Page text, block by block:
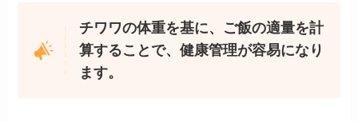
チワワの体重を基に、ご飯の適量を計
算することで、健康管理が容易になり
ます。